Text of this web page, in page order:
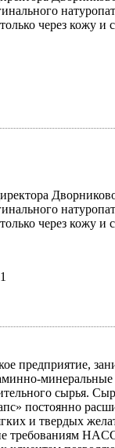
через
через
предприятие,
минеральные
сырья.
постоянно
и твердых
требованиям